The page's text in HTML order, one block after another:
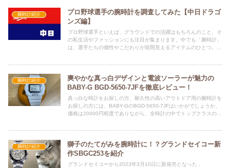
腕時計紹介
プロ野球選手の腕時計を調査してみた【中日ドラゴ
ンズ編】
プロ野球選手といえば、グラウンドでの活躍はもちろんのこと、そ
の私生活やファッションにも注目が集まります。中でも「腕時計」
は、選手たちの個性やこだわりが垣間見えるアイテムのひとつ。本
腕時計紹介
爽やかな真っ白デザインと電波ソーラーが魅力の
BABY-G BGD-5650-7JFを徹底レビュー！
真っ白な時計をお探しの方、耐久性の高いアウトドア用の腕時計を
お探しの方には、BABY-GのBGD-5650-7JFはいかがでしょうか。
価格は20000円程度でありながら、全時計の中でトップクラスの耐
紹介します。
腕時計紹介
獅子のたてがみを腕時計に！？グランドセイコー新
作SBGC253を紹介
グランドセイコーから2023年3月10日に新発売となった，